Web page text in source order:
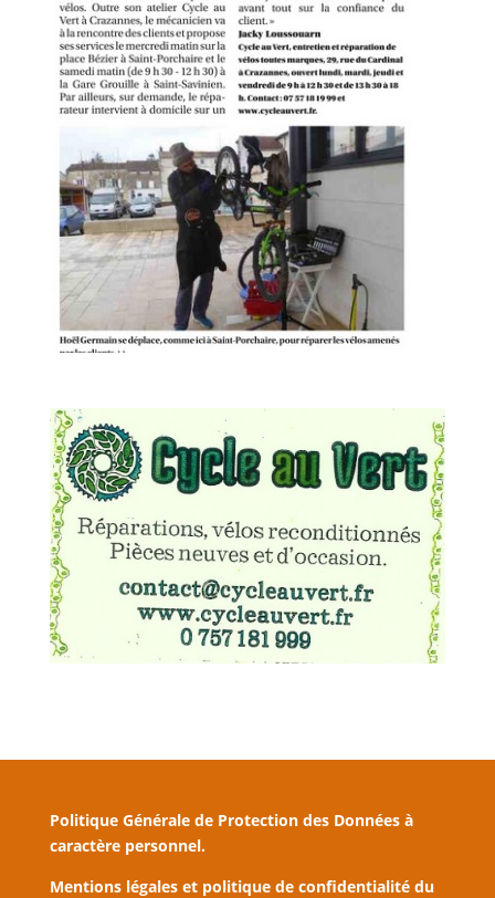
Politique Générale de Protection des Données à
caractère personnel.
Mentions légales et politique de confidentialité du